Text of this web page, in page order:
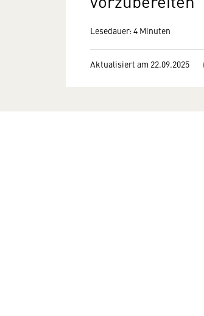
Lesedauer: 4 Minuten
Aktualisiert am 22.09.2025